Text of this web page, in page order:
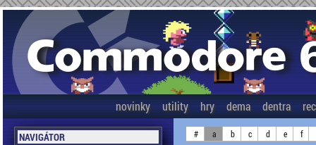
novinky utility hry dema dentra
NAVIGÁTOR # a b c d e f